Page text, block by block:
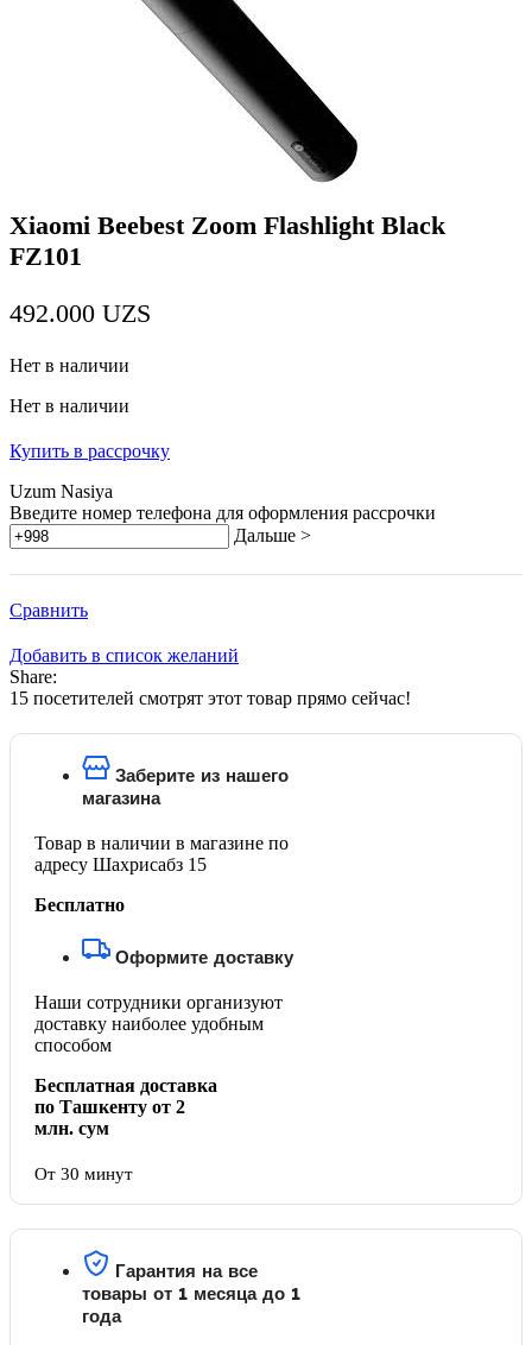
Xiaomi Beebest Zoom Flashlight Black
FZ101
492.000 UZS
Нет в наличии
Нет в наличии
Купить в рассрочку
Uzum Nasiya
Введите номер телефона для оформления рассрочки
Дальше >
Сравнить
Добавить в список желаний
Share:
15 посетителей смотрят этот товар прямо сейчас!
Заберите из нашего
магазина
Товар в наличии в магазине по
адресу Шахрисабз 15
Бесплатно
Оформите доставку
Наши сотрудники организуют
доставку наиболее удобным
способом
Бесплатная доставка
по Ташкенту от 2
млн. сум
От 30 минут
Гарантия на все
товары от 1 месяца до 1
года